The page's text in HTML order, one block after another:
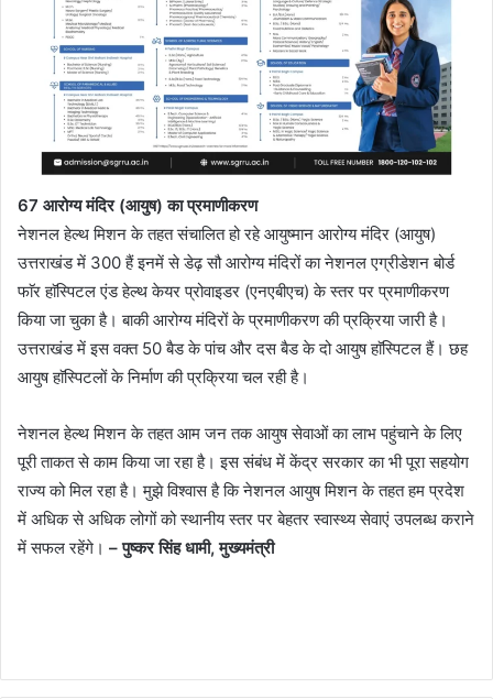
67 आरोग्य मंदिर (आयुष) का प्रमाणीकरण
नेशनल हेल्थ मिशन के तहत संचालित हो रहे आयुष्मान आरोग्य मंदिर (आयुष)
उत्तराखंड में 300 हैं इनमें से डेढ़ सौ आरोग्य मंदिरों का नेशनल एग्रीडेशन बोर्ड
फाॅर हाॅस्पिटल एंड हेल्थ केयर प्रोवाइडर (एनएबीएच) के स्तर पर प्रमाणीकरण
किया जा चुका है। बाकी आरोग्य मंदिरों के प्रमाणीकरण की प्रक्रिया जारी है।
उत्तराखंड में इस वक्त 50 बैड के पांच और दस बैड के दो आयुष हाॅस्पिटल हैं। छह
आयुष हाॅस्पिटलों के निर्माण की प्रक्रिया चल रही है।
नेशनल हेल्थ मिशन के तहत आम जन तक आयुष सेवाओं का लाभ पहुंचाने के लिए
पूरी ताकत से काम किया जा रहा है। इस संबंध में केंद्र सरकार का भी पूरा सहयोग
राज्य को मिल रहा है। मुझे विश्वास है कि नेशनल आयुष मिशन के तहत हम प्रदेश
में अधिक से अधिक लोगों को स्थानीय स्तर पर बेहतर स्वास्थ्य सेवाएं उपलब्ध कराने
में सफल रहेंगे। – पुष्कर सिंह धामी, मुख्यमंत्री